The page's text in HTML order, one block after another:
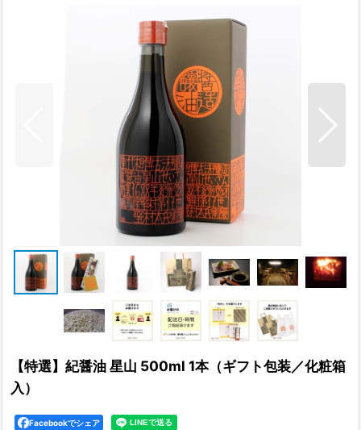
【特選】紀醤油 星山 500ml 1本（ギフト包装／化粧箱
入）
Facebookでシェア